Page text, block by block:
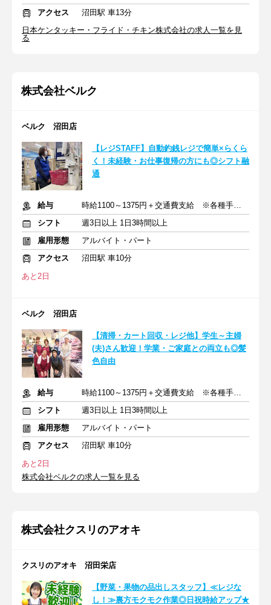
アクセス
沼田駅 車13分
日本ケンタッキー・フライド・チキン株式会社の求人一覧を見
る
株式会社ベルク
ベルク 沼田店
【レジSTAFF】自動釣銭レジで簡単×らくら
く！未経験・お仕事復帰の方にも◎シフト融
通
給与
時給1100～1375円＋交通費支給 ※各種手当含む
シフト
週3日以上 1日3時間以上
雇用形態
アルバイト・パート
アクセス
沼田駅 車10分
あと2日
ベルク 沼田店
【清掃・カート回収・レジ他】学生～主婦
(夫)さん歓迎！学業・ご家庭との両立も◎髪
色自由
給与
時給1100～1375円＋交通費支給 ※各種手当含む
シフト
週3日以上 1日3時間以上
雇用形態
アルバイト・パート
アクセス
沼田駅 車10分
あと2日
株式会社ベルクの求人一覧を見る
株式会社クスリのアオキ
クスリのアオキ 沼田栄店
【野菜・果物の品出しスタッフ】≪レジな
し！≫裏方モクモク作業◎日祝時給アップ★